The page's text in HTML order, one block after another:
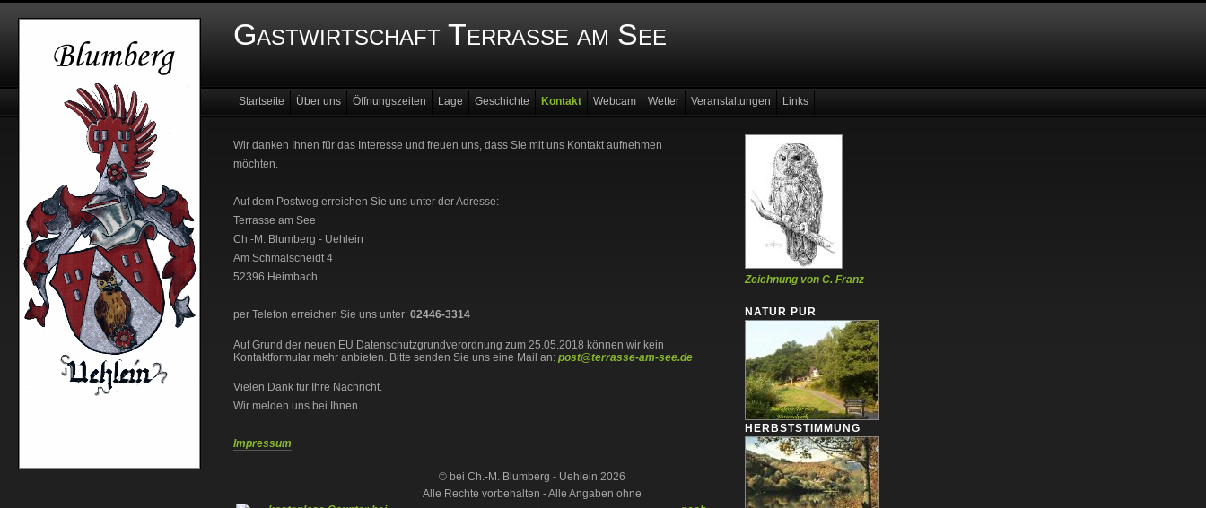
Gastwirtschaft Terrasse am See
Startseite Über uns Öffnungszeiten Lage Geschichte Kontakt Webcam Wetter Veranstaltungen Links
Wir danken Ihnen für das Interesse und freuen uns, dass Sie mit uns Kontakt aufnehmen
möchten.
Auf dem Postweg erreichen Sie uns unter der Adresse:
Terrasse am See
Ch.-M. Blumberg - Uehlein
Am Schmalscheidt 4
52396 Heimbach
per Telefon erreichen Sie uns unter: 02446-3314
Auf Grund der neuen EU Datenschutzgrundverordnung zum 25.05.2018 können wir kein
Kontaktformular mehr anbieten. Bitte senden Sie uns eine Mail an: post@terrasse-am-see.de
Vielen Dank für Ihre Nachricht.
Wir melden uns bei Ihnen.
Impressum
© bei Ch.-M. Blumberg - Uehlein 2026
Alle Rechte vorbehalten - Alle Angaben ohne
Zeichnung von C. Franz
NATUR PUR
HERBSTSTIMMUNG